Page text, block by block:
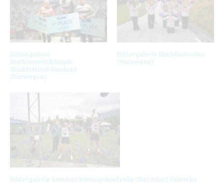
Bildergalerie
Biathlonwettkämpfe
Blinkfestival Sandnes
(Norwegen)
Bildergalerie Blinkfestivalen
(Norwegen)
Bildergalerie Sommerleistungskontrolle Oberstdorf Skirocks